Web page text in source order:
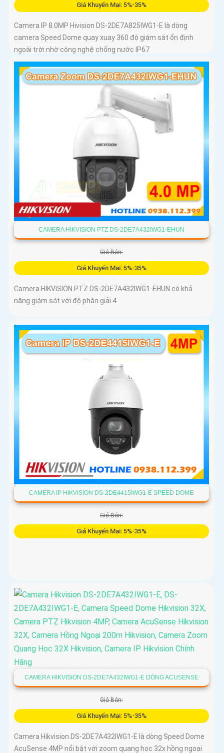
Giá Khuyến Mại: 5%-35%
Camera IP 8.0MP Hivision DS-2DE7A825IWG1-E là dòng
camera Speed Dome quay xuay 360 độ giám sát ổn định
ngoài trời nhờ công nghệ chống nước IP67
CAMERA HIKVISION PTZ DS-2DE7A432IWG1-EHUN
Giá Bán:
Giá Khuyến Mại: 5%-35%
Camera HIKVISION PTZ DS-2DE7A432IWG1-EHUN có khả
năng giám sát với độ phân giải 4
CAMERA IP HIKVISION DS-2DE4415IWG1-E SPEED DOME
Giá Bán:
Giá Khuyến Mại: 5%-35%
CAMERA HIKVISION DS-2DE7A432IWG1-E DÒNG ACUSENSE
Giá Bán:
Giá Khuyến Mại: 5%-35%
Camera Hikvision DS-2DE7A432IWG1-E là dòng Speed Dome
AcuSense 4MP nổi bật với zoom quang học 32x hồng ngoại